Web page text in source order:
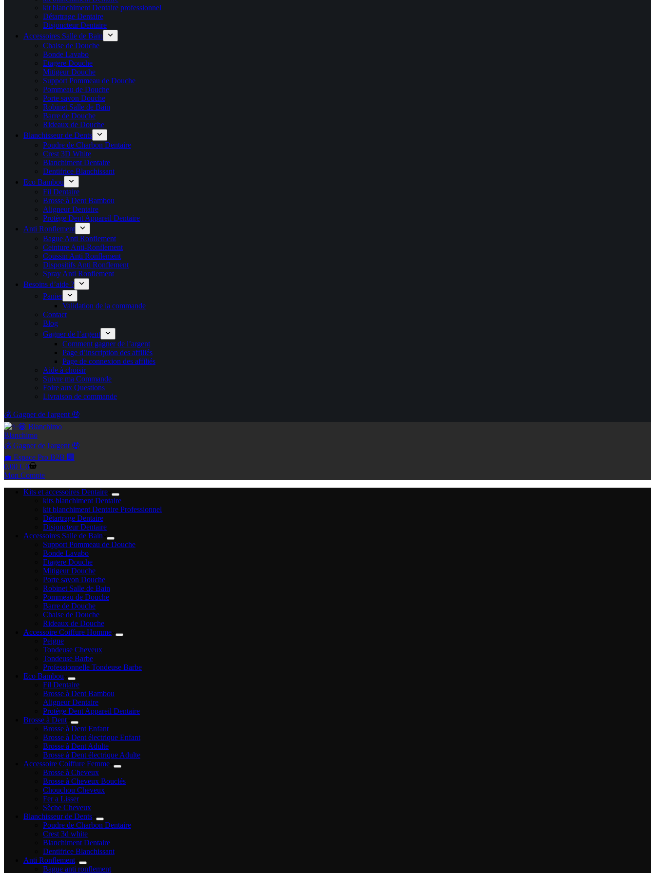
kit blanchiment Dentaire professionnel
Détartrage Dentaire
Disjoncteur Dentaire
Accessoires Salle de Bain
Chaise de Douche
Bonde Lavabo
Etagere Douche
Mitigeur Douche
Support Pommeau de Douche
Pommeau de Douche
Porte savon Douche
Robinet Salle de Bain
Barre de Douche
Rideaux de Douche
Blanchisseur de Dents
Poudre de Charbon Dentaire
Crest 3D White
Blanchiment Dentaire
Dentifrice Blanchissant
Eco Bambou
Fil Dentaire
Brosse à Dent Bambou
Aligneur Dentaire
Protège Dent Appareil Dentaire
Anti Ronflement
Bague Anti Ronflement
Ceinture Anti-Ronflement
Coussin Anti Ronflement
Dispositifs Anti Ronflement
Spray Anti Ronflement
Besoins d’aide ?
Panier
Validation de la commande
Contact
Blog
Gagner de l’argent
Comment gagner de l’argent
Page d’inscription des affiliés
Page de connexion des affiliés
Aide à choisir
Suivre ma Commande
Foire aux Questions
Livraison de commande
💰 Gagner de l'argent 🤑
Blanchimo
💰 Gagner de l'argent 🤑
💼 Espace Pro B2B 🏢
Panier
d’achat
0,00 € 0
Mon Compte
Kits et accessoires Dentaire
kits blanchiment Dentaire
kit blanchiment Dentaire Professionnel
Détartrage Dentaire
Disjoncteur Dentaire
Accessoires Salle de Bain
Support Pommeau de Douche
Bonde Lavabo
Etagere Douche
Mitigeur Douche
Porte savon Douche
Robinet Salle de Bain
Pommeau de Douche
Barre de Douche
Chaise de Douche
Rideaux de Douche
Accessoire Coiffure Homme
Peigne
Tondeuse Cheveux
Tondeuse Barbe
Professionnelle Tondeuse Barbe
Eco Bambou
Fil Dentaire
Brosse à Dent Bambou
Aligneur Dentaire
Protège Dent Appareil Dentaire
Brosse à Dent
Brosse à Dent Enfant
Brosse à Dent électrique Enfant
Brosse à Dent Adulte
Brosse à Dent électrique Adulte
Accessoire Coiffure Femme
Brosse à Cheveux
Brosse à Cheveux Bouclés
Chouchou Cheveux
Fer a Lisser
Sèche Cheveux
Blanchisseur de Dents
Poudre de Charbon Dentaire
Crest 3d white
Blanchiment Dentaire
Dentifrice Blanchissant
Anti Ronflement
Bague anti ronflement